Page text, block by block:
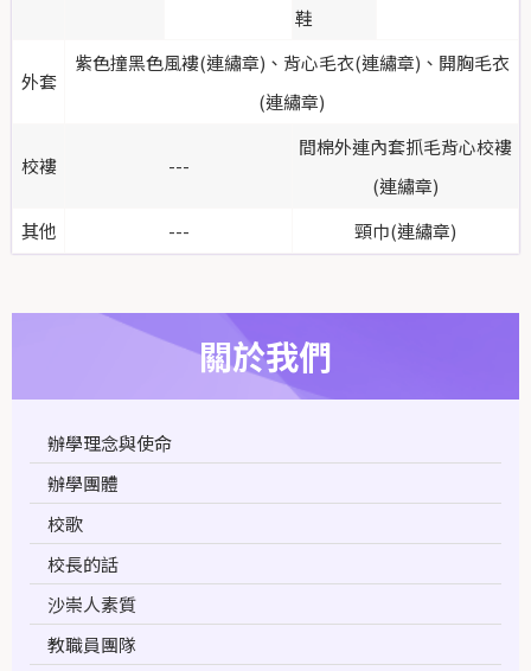
鞋
外套
紫色撞黑色風褸(連繡章)、背心毛衣(連繡章)、開胸毛衣
(連繡章)
校褸 ---
間棉外連內套抓毛背心校褸
(連繡章)
其他
--- 頸巾(連繡章)
關於我們
辦學理念與使命
辦學團體
校歌
校長的話
沙崇人素質
教職員團隊